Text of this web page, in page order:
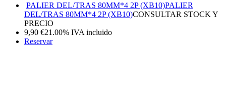
PALIER DEL/TRAS 80MM*4 2P (XB10)PALIER
DEL/TRAS 80MM*4 2P (XB10)CONSULTAR STOCK Y
PRECIO
9,90 €21.00% IVA incluido
Reservar